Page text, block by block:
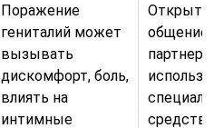
Поражение
гениталий может
вызывать
дискомфорт, боль,
влиять на
интимные
общение
средств